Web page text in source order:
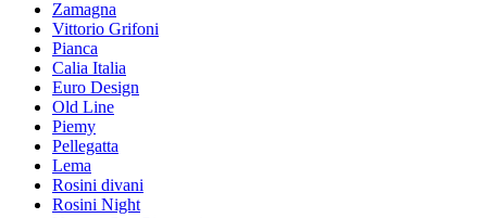
Zamagna
Vittorio Grifoni
Pianca
Calia Italia
Euro Design
Old Line
Piemy
Pellegatta
Lema
Rosini divani
Rosini Night